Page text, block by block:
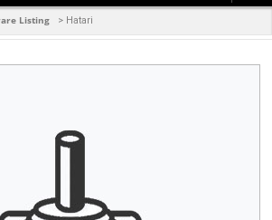
Listing > Hatari